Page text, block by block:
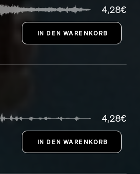
4,28€
4,28€